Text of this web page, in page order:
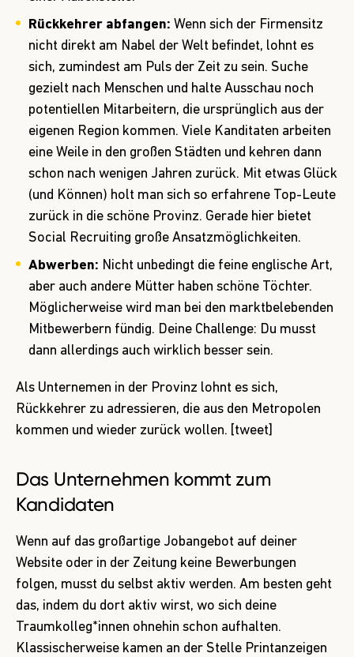
Rückkehrer abfangen: Wenn sich der Firmensitz
nicht direkt am Nabel der Welt befindet, lohnt es
sich, zumindest am Puls der Zeit zu sein. Suche
gezielt nach Menschen und halte Ausschau noch
potentiellen Mitarbeitern, die ursprünglich aus der
eigenen Region kommen. Viele Kanditaten arbeiten
eine Weile in den großen Städten und kehren dann
schon nach wenigen Jahren zurück. Mit etwas Glück
(und Können) holt man sich so erfahrene Top-Leute
zurück in die schöne Provinz. Gerade hier bietet
Social Recruiting große Ansatzmöglichkeiten.
Abwerben: Nicht unbedingt die feine englische Art,
aber auch andere Mütter haben schöne Töchter.
Möglicherweise wird man bei den marktbelebenden
Mitbewerbern fündig. Deine Challenge: Du musst
dann allerdings auch wirklich besser sein.
Als Unternemen in der Provinz lohnt es sich,
Rückkehrer zu adressieren, die aus den Metropolen
kommen und wieder zurück wollen. [tweet]
Das Unternehmen kommt zum
Kandidaten
Wenn auf das großartige Jobangebot auf deiner
Website oder in der Zeitung keine Bewerbungen
folgen, musst du selbst aktiv werden. Am besten geht
das, indem du dort aktiv wirst, wo sich deine
Traumkolleg*innen ohnehin schon aufhalten.
Klassischerweise kamen an der Stelle Printanzeigen